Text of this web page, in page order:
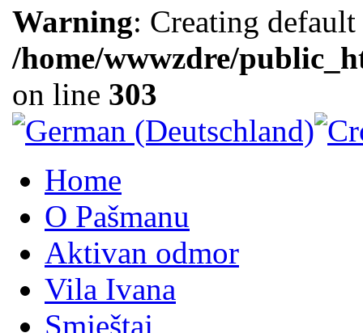
Warning: Creating
/home/wwwzdre/
on line 303
Home
O Pašmanu
Aktivan odmor
Vila Ivana
Smještaj